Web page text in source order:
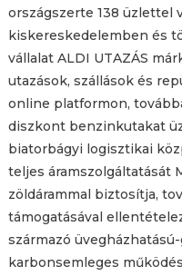
országszerte 138 üzlettel
kiskereskedelemben és
vállalat ALDI UTAZÁS
utazások, szállások és
online platformon,
diszkont benzinkutakat
biatorbágyi logisztikai
teljes áramszolgáltatását
zöldárammal biztosítja,
támogatásával
származó
karbonsemleges